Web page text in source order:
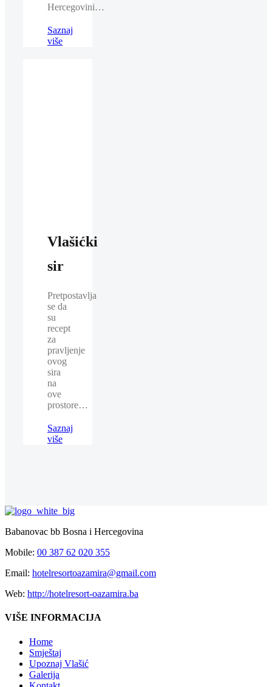
Hercegovini…
Saznaj
više
Vlašićki
sir
Pretpostavlja
se da
su
recept
za
pravljenje
ovog
sira
na
ove
prostore…
Saznaj
više
Babanovac bb Bosna i Hercegovina
Mobile: 00 387 62 020 355
Email: hotelresortoazamira@gmail.com
Web: http://hotelresort-oazamira.ba
VIŠE INFORMACIJA
Home
Smještaj
Upoznaj Vlašić
Galerija